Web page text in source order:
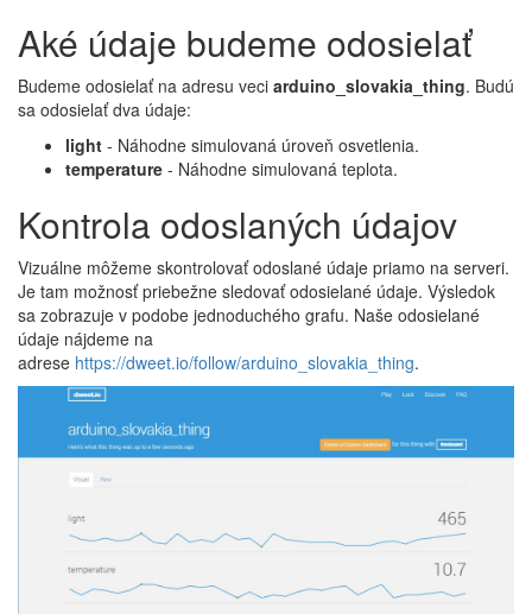
Aké údaje budeme odosielať
Budeme odosielať na adresu veci arduino_slovakia_thing. Budú
sa odosielať dva údaje:
light - Náhodne simulovaná úroveň osvetlenia.
temperature - Náhodne simulovaná teplota.
Kontrola odoslaných údajov
Vizuálne môžeme skontrolovať odoslané údaje priamo na serveri.
Je tam možnosť priebežne sledovať odosielané údaje. Výsledok
sa zobrazuje v podobe jednoduchého grafu. Naše odosielané
údaje nájdeme na
adrese https://dweet.io/follow/arduino_slovakia_thing.